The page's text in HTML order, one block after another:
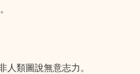
類圖說無意志力。